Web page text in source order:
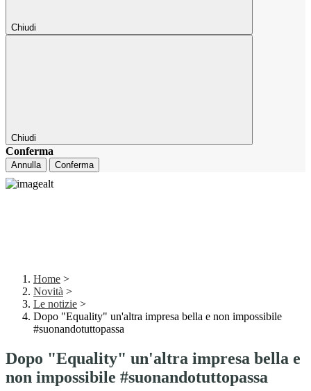
Chiudi
Chiudi
Conferma
Annulla Conferma
Home >
Novità >
Le notizie >
Dopo "Equality" un'altra impresa bella e non impossibile
#suonandotuttopassa
Dopo "Equality" un'altra impresa bella e
non impossibile #suonandotuttopassa